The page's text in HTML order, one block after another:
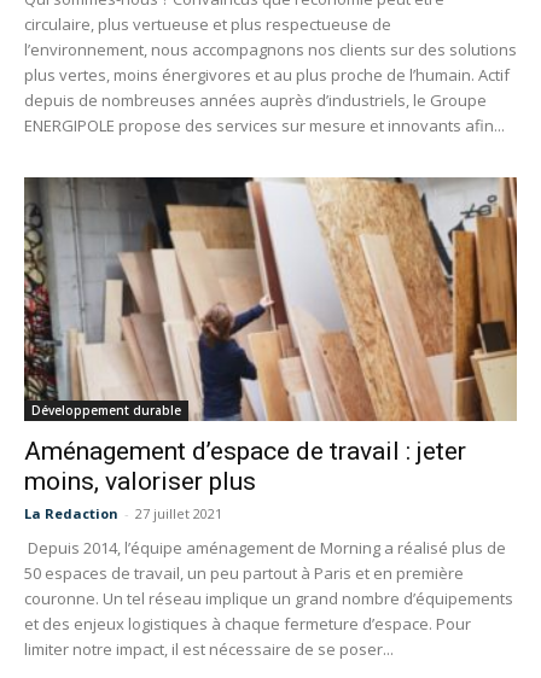
circulaire, plus vertueuse et plus respectueuse de
l’environnement, nous accompagnons nos clients sur des solutions
plus vertes, moins énergivores et au plus proche de l’humain. Actif
depuis de nombreuses années auprès d’industriels, le Groupe
ENERGIPOLE propose des services sur mesure et innovants afin...
Développement durable
Aménagement d’espace de travail : jeter
moins, valoriser plus
La Redaction - 27 juillet 2021
Depuis 2014, l’équipe aménagement de Morning a réalisé plus de
50 espaces de travail, un peu partout à Paris et en première
couronne. Un tel réseau implique un grand nombre d’équipements
et des enjeux logistiques à chaque fermeture d’espace. Pour
limiter notre impact, il est nécessaire de se poser...